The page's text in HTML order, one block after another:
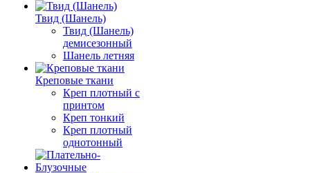
Твид (Шанель)
Твид (Шанель)
демисезонный
Шанель летняя
Креповые ткани
Креп плотный с
принтом
Креп тонкий
Креп плотный
однотонный